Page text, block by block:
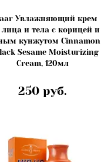
Увлажняющий крем
лица и тела с корицей и
кунжутом Cinnamon
Sesame Moisturizing
Cream, 120мл
250 руб.